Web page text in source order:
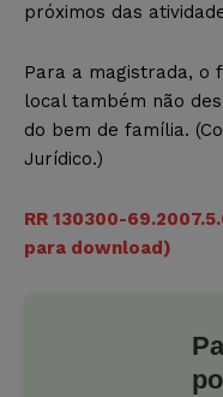
próximos das
Para a magistrada, o
local também não
do bem de família.
Jurídico.)
RR 130300-
para download)